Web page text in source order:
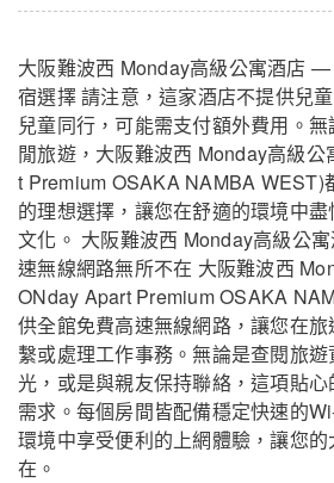
大阪難波西 Monday高級公寓酒店
宿選擇 請注意，這家酒店不提供兒
兒童同行，可能需支付額外費用。
閒旅遊，大阪難波西 Monday高級
t Premium OSAKA NAMBA WEST)
的理想選擇，讓您在舒適的環境中
文化。 大阪難波西 Monday高級公
速無線網路無所不在 大阪難波西
ONday Apart Premium OSAKA
供全館免費高速無線網路，讓您在
繫或處理工作事務。無論是查閱旅
光，或是與親友保持聯絡，這項貼
需求。每個房間皆配備穩定快速的
環境中享受便利的上網體驗，讓您
在。